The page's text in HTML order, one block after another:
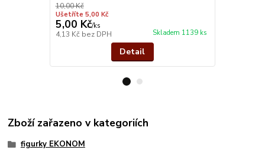
10,00 Kč
Ušetříte 5,00 Kč
5,00 Kč/ks
4,13 Kč bez DPH Skladem 1139 ks
Detail
Zboží zařazeno v kategoriích
figurky EKONOM